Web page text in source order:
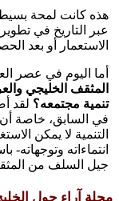
هذه كانت لمحة
عبر التاريخ في
الاستعمار أو بعد
أما اليوم في عصر
المثقف الخليجي
تنمية مجتمعه؟ لقد
في السابق، خاصة أن
التنمية لا يمكن
انتماءاته وتوجهاته-
جيل السلف من
مجلة آراء حول